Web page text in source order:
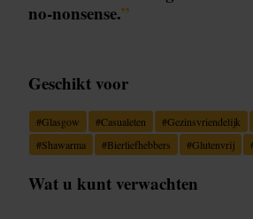
no-nonsense.”
Geschikt voor
#Glasgow #Casualeten #Gezinsvriendelijk
#Shawarma #Bierliefhebbers #Glutenvrij
Wat u kunt verwachten